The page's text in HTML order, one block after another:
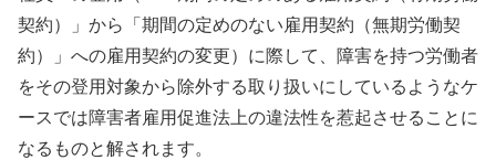
契約）」から「期間の定めのない雇用契約（無期労働契
約）」への雇用契約の変更）に際して、障害を持つ労働者
をその登用対象から除外する取り扱いにしているようなケ
ースでは障害者雇用促進法上の違法性を惹起させることに
なるものと解されます。